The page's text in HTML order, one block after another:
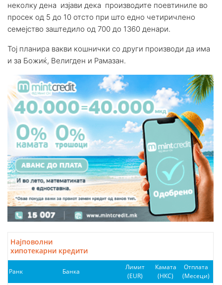
неколку дена изјави дека производите поевтиниле во
просек од 5 до 10 отсто при што едно четиричлено
семејство заштедило од 700 до 1360 денари.
Тој планира вакви кошнички со други производи да има
и за Божиќ, Велигден и Рамазан.